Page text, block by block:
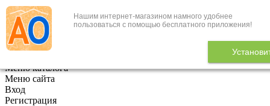
Нашим интернет-магазином намного удобнее
пользоваться с помощью бесплатного приложения!
+7 (495) 646-888-1
В корзине 0
Меню каталога
Меню сайта
Вход
Регистрация